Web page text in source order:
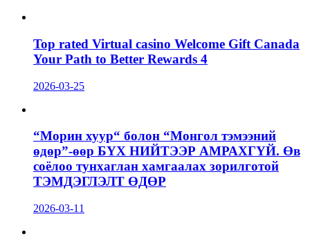
Top rated Virtual casino Welcome Gift Canada
Your Path to Better Rewards 4
2026-03-25
“Морин хуур“ болон “Монгол тэмээний
өдөр”-өөр БҮХ НИЙТЭЭР АМРАХГҮЙ. Өв
соёлоо тунхаглан хамгаалах зорилготой
ТЭМДЭГЛЭЛТ ӨДӨР
2026-03-11